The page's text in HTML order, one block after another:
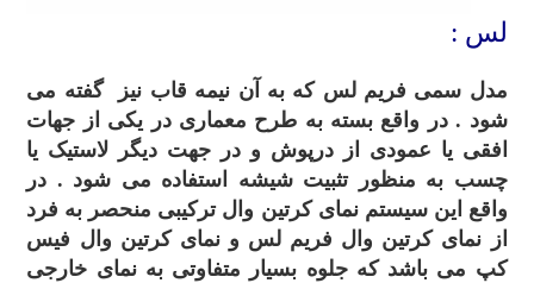
لس :
مدل سمی فریم لس که به آن نیمه قاب نیز گفته می
شود . در واقع بسته به طرح معماری در یکی از جهات
افقی یا عمودی از درپوش و در جهت دیگر لاستیک یا
چسب به منظور تثبیت شیشه استفاده می شود . در
واقع این سیستم نمای کرتین وال ترکیبی منحصر به فرد
از نمای کرتین وال فریم لس و نمای کرتین وال فیس
کپ می باشد که جلوه بسیار متفاوتی به نمای خارجی